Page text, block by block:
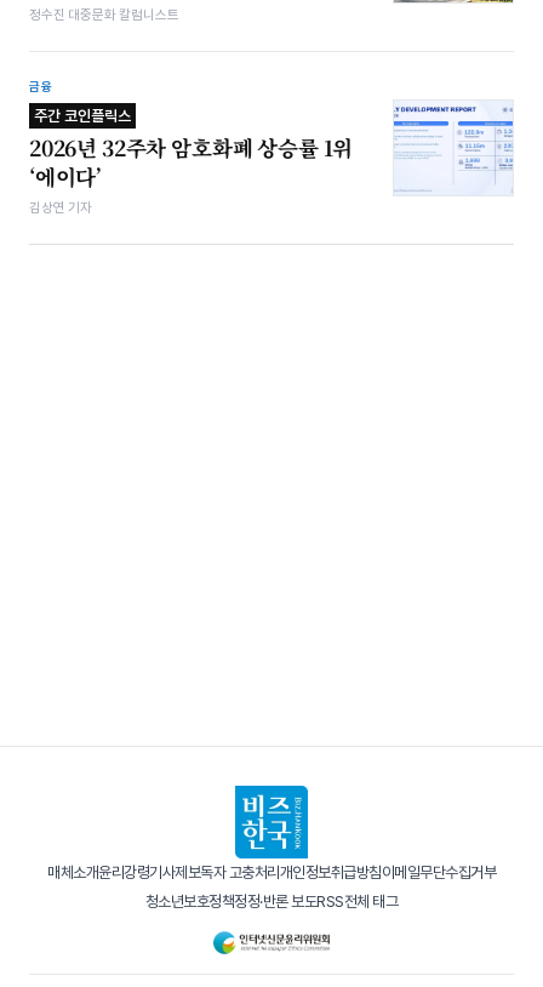
정수진 대중문화 칼럼니스트
금융
주간 코인플릭스
2026년 32주차 암호화폐 상승률 1위
‘에이다’
김상연 기자
매체소개윤리강령기사제보독자 고충처리 개인정보취급방침이메일무단수집거부
청소년보호정책정정·반론 보도RSS전체 태그